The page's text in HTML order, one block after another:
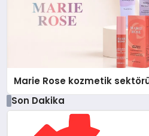
Marie Rose kozmetik
Son Dakika